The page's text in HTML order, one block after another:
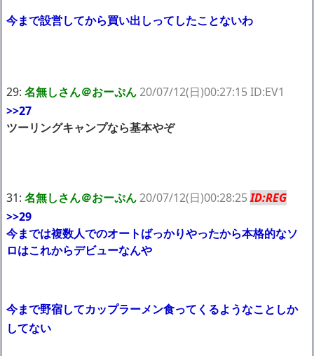
今まで設営してから買い出しってしたことないわ
29: 名無しさん＠おーぷん20/07/12(日)00:27:15 ID:EV1
>>27
ツーリングキャンプなら基本やぞ
31: 名無しさん＠おーぷん20/07/12(日)00:28:25ID:REG
>>29
今までは複数人でのオートばっかりやったから本格的なソ
ロはこれからデビューなんや
今まで野宿してカップラーメン食ってくるようなことしか
してない